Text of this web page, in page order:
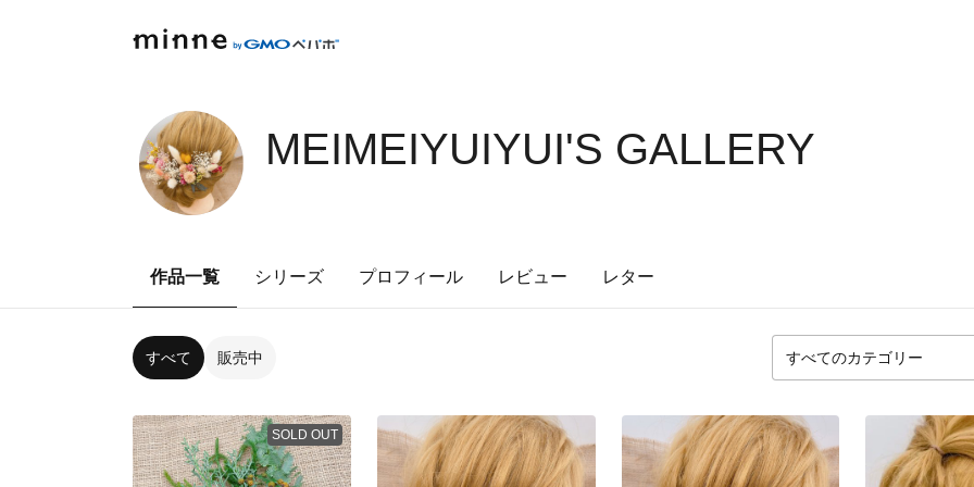
MEIMEIYUIYUI'S GALLERY
作品一覧 シリーズ プロフィール レビュー レター
すべて 販売中
SOLD OUT